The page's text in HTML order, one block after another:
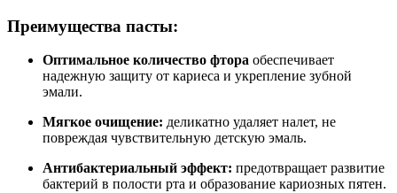
Преимущества пасты:
Оптимальное количество фтора обеспечивает
надежную защиту от кариеса и укрепление зубной
эмали.
Мягкое очищение: деликатно удаляет налет, не
повреждая чувствительную детскую эмаль.
Антибактериальный эффект: предотвращает развитие
бактерий в полости рта и образование кариозных пятен.